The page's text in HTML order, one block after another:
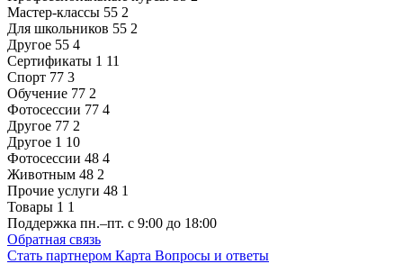
Мастер-классы 55 2
Для школьников 55 2
Другое 55 4
Сертификаты 1 11
Спорт 77 3
Обучение 77 2
Фотосессии 77 4
Другое 77 2
Другое 1 10
Фотосессии 48 4
Животным 48 2
Прочие услуги 48 1
Товары 1 1
Поддержка пн.–пт. с 9:00 до 18:00
Обратная связь
Стать партнером Карта Вопросы и ответы